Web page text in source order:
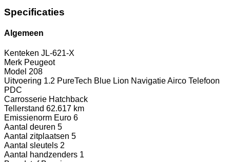
Specificaties
Algemeen
Kenteken JL-621-X
Merk Peugeot
Model 208
Uitvoering 1.2 PureTech Blue Lion Navigatie Airco Telefoon
PDC
Carrosserie Hatchback
Tellerstand 62.617 km
Emissienorm Euro 6
Aantal deuren 5
Aantal zitplaatsen 5
Aantal sleutels 2
Aantal handzenders 1